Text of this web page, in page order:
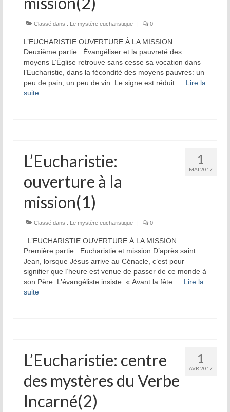
Prière d’Adoration et de Louange
Parole de Dieu
Solitude Communion
Prière d’intercession
Dévotion mariale
articles
Bibliographie sur Jeanne Le Ber
Vidéos sur Jeanne Le Ber
La tradition des Recluses
Chapelle d’adoration
Famille reclusienne
Contempler le Visage du Christ
Classé dans : Le mystère eucharistique 0
L’EUCHARISTIE OUVERTURE À LA MISSION
Deuxième partie Évangéliser et la pauvreté des
moyens L’Église retrouve sans cesse sa vocation dans
l’Eucharistie, dans la fécondité des moyens pauvres: un
peu de pain, un peu de vin. Le signe est réduit … Lire la
suite­­
1
MAI 2017
L’Eucharistie:
ouverture à la
mission(1)
Classé dans : Le mystère eucharistique 0
L’EUCHARISTIE OUVERTURE À LA MISSION
Première partie Eucharistie et mission D’après saint
Jean, lorsque Jésus arrive au Cénacle, c’est pour
signifier que l’heure est venue de passer de ce monde à
son Père. L’évangéliste insiste: « Avant la fête … Lire la
suite­­
1
AVR 2017
L’Eucharistie: centre
des mystères du Verbe
Incarné(2)